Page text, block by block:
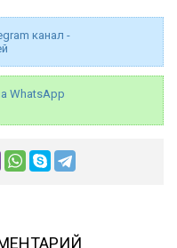
канал -
WhatsApp